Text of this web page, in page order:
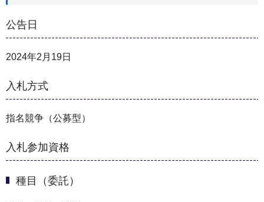
公告日
2024年2月19日
入札方式
指名競争（公募型）
入札参加資格
種目（委託）